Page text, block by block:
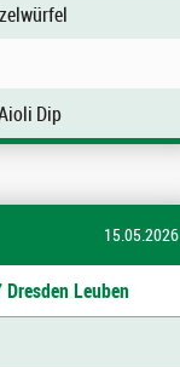
Dip
15.05.2026
Leuben